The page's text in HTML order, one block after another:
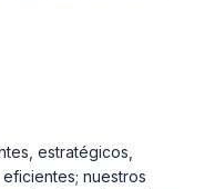
estratégicos,
nuestros